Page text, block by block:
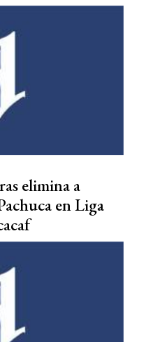
elimina a
en Liga